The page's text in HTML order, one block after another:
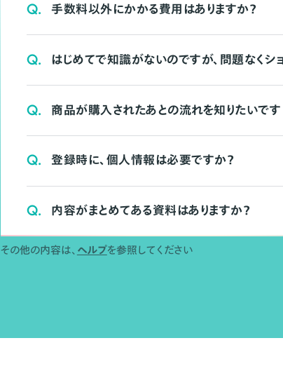
Q. 手数料以外にかかる費用はありますか？
Q. はじめてで知識がないのですが、問題なくシ
Q. 商品が購入されたあとの流れを知りたいです
Q. 登録時に、個人情報は必要ですか？
Q. 内容がまとめてある資料はありますか？
その他の内容は、 ヘルプを参照してください